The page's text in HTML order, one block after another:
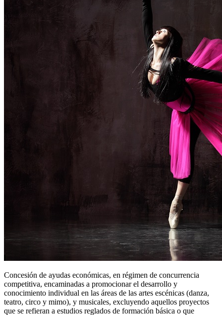
Concesión de ayudas económicas, en régimen de concurrencia
competitiva, encaminadas a promocionar el desarrollo y
conocimiento individual en las áreas de las artes escénicas (danza,
teatro, circo y mimo), y musicales, excluyendo aquellos proyectos
que se refieran a estudios reglados de formación básica o que